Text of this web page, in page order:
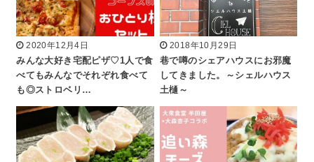
2020年12月4日
みんな大好き宅配ピザ♡1人で食
べてもみんなでそれぞれ食べて
も◎ストロベリ…
2018年10月29日
巷で噂のシェアハウスにお邪魔
してきました。～シェルハウス
土樋～